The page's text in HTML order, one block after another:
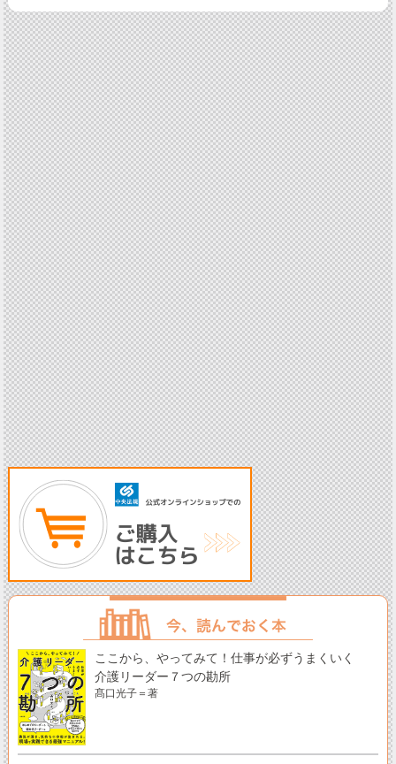
ここから、やってみて！仕事が必ずうまくいく
介護リーダー７つの勘所
髙口光子＝著